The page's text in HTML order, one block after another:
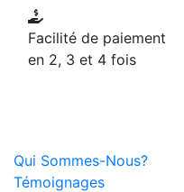
Facilité de paiement
en 2, 3 et 4 fois
Qui Sommes-Nous?
Témoignages